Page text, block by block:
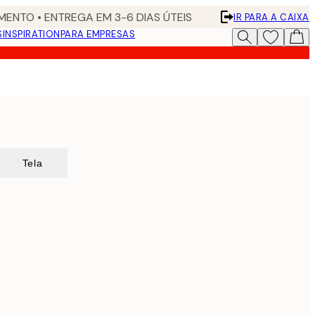
• ENTREGA EM 3-6 DIAS ÚTEIS
IR PARA A CAIXA
INSPIRATIONPARA EMPRESAS
Tela